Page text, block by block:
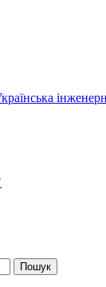
Пошук